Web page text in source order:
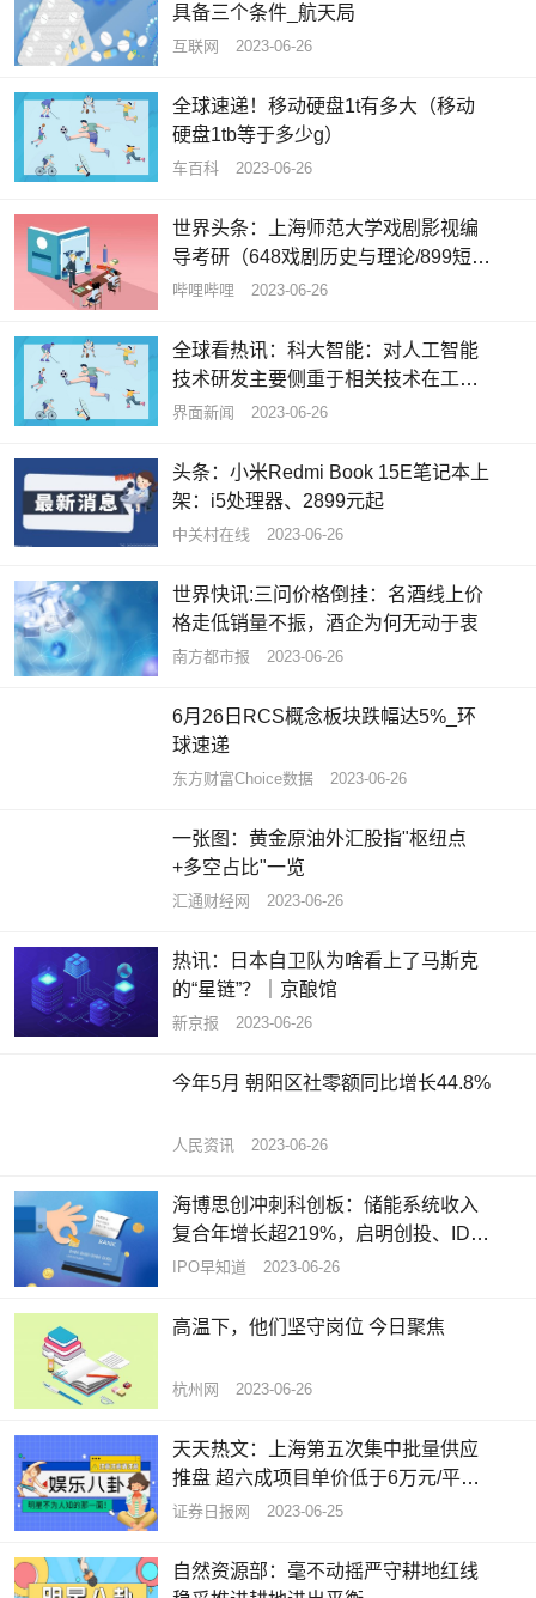
具备三个条件_航天局
互联网 2023-06-26
全球速递！移动硬盘1t有多大（移动
硬盘1tb等于多少g）
车百科 2023-06-26
世界头条：上海师范大学戏剧影视编
导考研（648戏剧历史与理论/899短片
剧本创作）经验分享
哔哩哔哩 2023-06-26
全球看热讯：科大智能：对人工智能
技术研发主要侧重于相关技术在工业
领域内的应用
界面新闻 2023-06-26
头条：小米Redmi Book 15E笔记本上
架：i5处理器、2899元起
中关村在线 2023-06-26
世界快讯:三问价格倒挂：名酒线上价
格走低销量不振，酒企为何无动于衷
南方都市报 2023-06-26
6月26日RCS概念板块跌幅达5%_环
球速递
东方财富Choice数据 2023-06-26
一张图：黄金原油外汇股指"枢纽点
+多空占比"一览
汇通财经网 2023-06-26
热讯：日本自卫队为啥看上了马斯克
的“星链”？｜京酿馆
新京报 2023-06-26
今年5月 朝阳区社零额同比增长44.8%
人民资讯 2023-06-26
海博思创冲刺科创板：储能系统收入
复合年增长超219%，启明创投、IDG
为股东 每日速讯
IPO早知道 2023-06-26
高温下，他们坚守岗位 今日聚焦
杭州网 2023-06-26
天天热文：上海第五次集中批量供应
推盘 超六成项目单价低于6万元/平方
米
证券日报网 2023-06-25
自然资源部：毫不动摇严守耕地红线